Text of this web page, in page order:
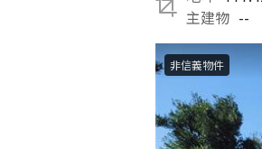
主建物 --
非信義物件